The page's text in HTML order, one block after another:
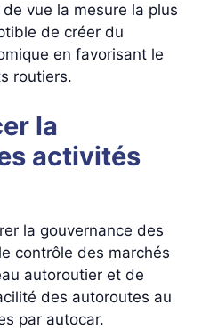
vue la mesure la plus
de créer du
en favorisant le
routiers.
la
activités
la gouvernance des
contrôle des marchés
autoroutier et de
des autoroutes au
par autocar.